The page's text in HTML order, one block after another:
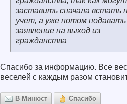
заставить сначала встать
учет, а уже потом подавать
заявление на выход из
гражданства
Спасибо за информацию. Все
веселей с каждым разом
В Минюст Спасибо